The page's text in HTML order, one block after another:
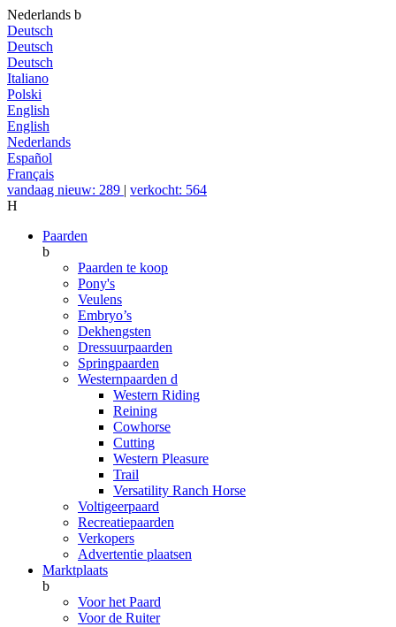
Nederlands b
Deutsch
Deutsch
Deutsch
Italiano
Polski
English
English
Nederlands
Español
Français
vandaag nieuw: 289 | verkocht: 564
H
Paarden
b
Paarden te koop
Pony's
Veulens
Embryo’s
Dekhengsten
Dressuurpaarden
Springpaarden
Westernpaarden d
Western Riding
Reining
Cowhorse
Cutting
Western Pleasure
Trail
Versatility Ranch Horse
Voltigeerpaard
Recreatiepaarden
Verkopers
Advertentie plaatsen
Marktplaats
b
Voor het Paard
Voor de Ruiter